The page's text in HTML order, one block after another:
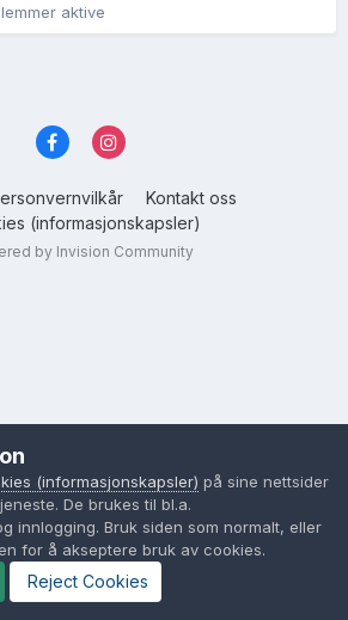
aktive
Kontakt oss
(informasjonskapsler)
by Invision Community
(informasjonskapsler) på sine nettsider
De brukes til bl.a.
innlogging. Bruk siden som normalt, eller
for å akseptere bruk av cookies.
Reject Cookies